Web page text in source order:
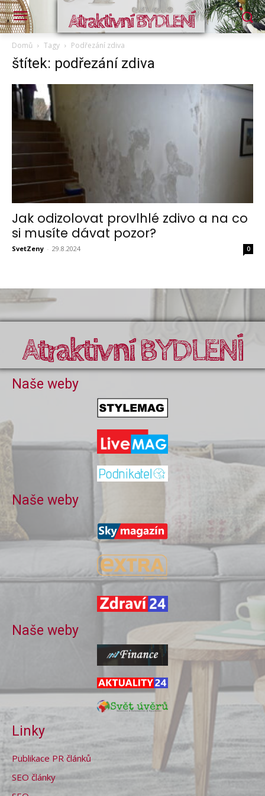
Atraktivní BYDLENÍ
Domů Tagy Podřezání zdiva
štítek: podřezání zdiva
Jak odizolovat provlhlé zdivo a na co
si musíte dávat pozor?
SvetZeny - 29.8.2024 0
Atraktivní BYDLENÍ
Naše weby
Naše weby
Naše weby
Linky
Publikace PR článků
SEO články